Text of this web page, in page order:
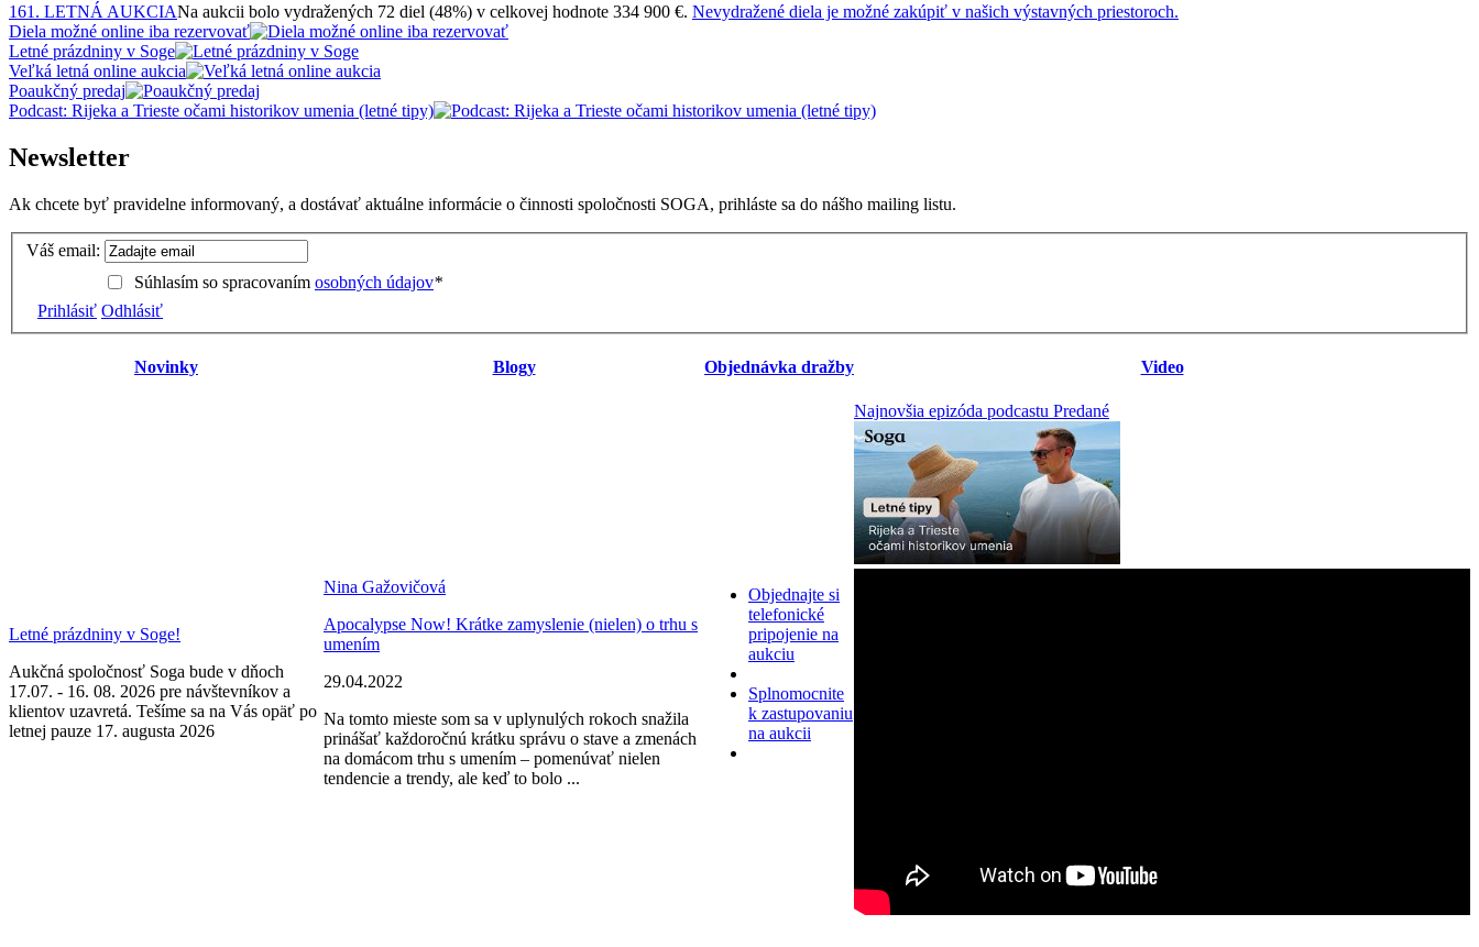
161. LETNÁ AUKCIANa aukcii bolo vydražených 72 diel (48%) v celkovej hodnote 334 900 €. Nevydražené diela je možné zakúpiť v našich výstavných priestoroch.
Diela možné online iba rezervovať
Letné prázdniny v Soge
Veľká letná online aukcia
Poaukčný predaj
Podcast: Rijeka a Trieste očami historikov umenia (letné tipy)
Newsletter
Ak chcete byť pravidelne informovaný, a dostávať aktuálne informácie o činnosti spoločnosti SOGA, prihláste sa do nášho mailing listu.
Váš email:
Súhlasím so spracovaním osobných údajov*
Prihlásiť Odhlásiť
Novinky Blogy Objednávka dražby Video
Letné prázdniny v Soge!
Aukčná spoločnosť Soga bude v dňoch
17.07. - 16. 08. 2026 pre návštevníkov a
klientov uzavretá. Tešíme sa na Vás opäť po
letnej pauze 17. augusta 2026
Nina Gažovičová
Apocalypse Now! Krátke zamyslenie (nielen) o trhu s
umením
29.04.2022
Na tomto mieste som sa v uplynulých rokoch snažila
prinášať každoročnú krátku správu o stave a zmenách
na domácom trhu s umením – pomenúvať nielen
tendencie a trendy, ale keď to bolo ...
Objednajte si
telefonické
pripojenie na
aukciu
Splnomocnite
k zastupovaniu
na aukcii
Najnovšia epizóda podcastu Predané